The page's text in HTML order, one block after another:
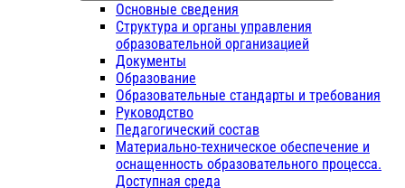
Основные сведения
Структура и органы управления
образовательной организацией
Документы
Образование
Образовательные стандарты и требования
Руководство
Педагогический состав
Материально-техническое обеспечение и
оснащенность образовательного процесса.
Доступная среда